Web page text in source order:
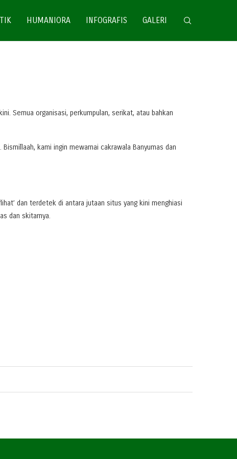
HUMANIORA INFOGRAFIS GALERI
Semua organisasi, perkumpulan, serikat, atau bahkan
kami ingin mewarnai cakrawala Banyumas dan
dan terdetek di antara jutaan situs yang kini menghiasi
dan skitarnya.